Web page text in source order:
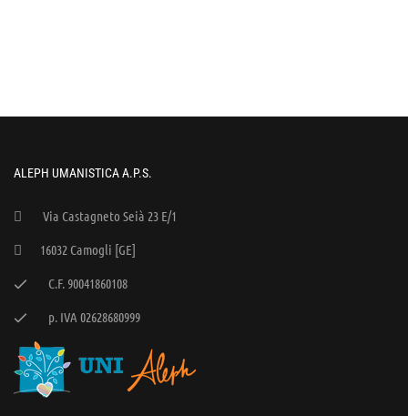
ALEPH UMANISTICA A.P.S.
Via Castagneto Seià 23 E/1
16032 Camogli [GE]
C.F. 90041860108
p. IVA 02628680999